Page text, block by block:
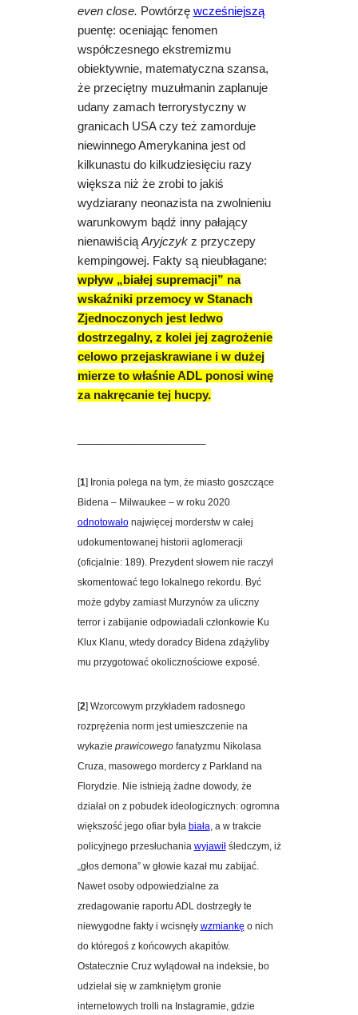
even close. Powtórzę wcześniejszą
puentę: oceniając fenomen
współczesnego ekstremizmu
obiektywnie, matematyczna szansa,
że przeciętny muzułmanin zaplanuje
udany zamach terrorystyczny w
granicach USA czy też zamorduje
niewinnego Amerykanina jest od
kilkunastu do kilkudziesięciu razy
większa niż że zrobi to jakiś
wydziarany neonazista na zwolnieniu
warunkowym bądź inny pałający
nienawiścią Aryjczykz przyczepy
kempingowej. Fakty są nieubłagane:
wpływ „białej supremacji” na
wskaźniki przemocy w Stanach
Zjednoczonych jest ledwo
dostrzegalny, z kolei jej zagrożenie
celowo przejaskrawiane i w dużej
mierze to właśnie ADL ponosi winę
za nakręcanie tej hucpy.
[1] Ironia polega na tym, że miasto goszczące
Bidena – Milwaukee – w roku 2020
odnotowałonajwięcej morderstw w całej
udokumentowanej historii aglomeracji
(oficjalnie: 189). Prezydent słowem nie raczył
skomentować tego lokalnego rekordu. Być
może gdyby zamiast Murzynów za uliczny
terror i zabijanie odpowiadali członkowie Ku
Klux Klanu, wtedy doradcy Bidena zdążyliby
mu przygotować okolicznościowe exposé.
[2] Wzorcowym przykładem radosnego
rozprężenia norm jest umieszczenie na
wykazie prawicowegofanatyzmu Nikolasa
Cruza, masowego mordercy z Parkland na
Florydzie. Nie istnieją żadne dowody, że
działał on z pobudek ideologicznych: ogromna
większość jego ofiar była biała, a w trakcie
policyjnego przesłuchania wyjawiłśledczym, iż
„głos demona” w głowie kazał mu zabijać.
Nawet osoby odpowiedzialne za
zredagowanie raportu ADL dostrzegły te
niewygodne fakty i wcisnęły wzmiankę o nich
do któregoś z końcowych akapitów.
Ostatecznie Cruz wylądował na indeksie, bo
udzielał się w zamkniętym gronie
internetowych trolli na Instagramie, gdzie